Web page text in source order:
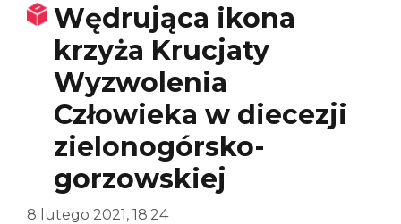
Wędrująca ikona
krzyża Krucjaty
Wyzwolenia
Człowieka w diecezji
zielonogórsko-
gorzowskiej
8 lutego 2021, 18:24